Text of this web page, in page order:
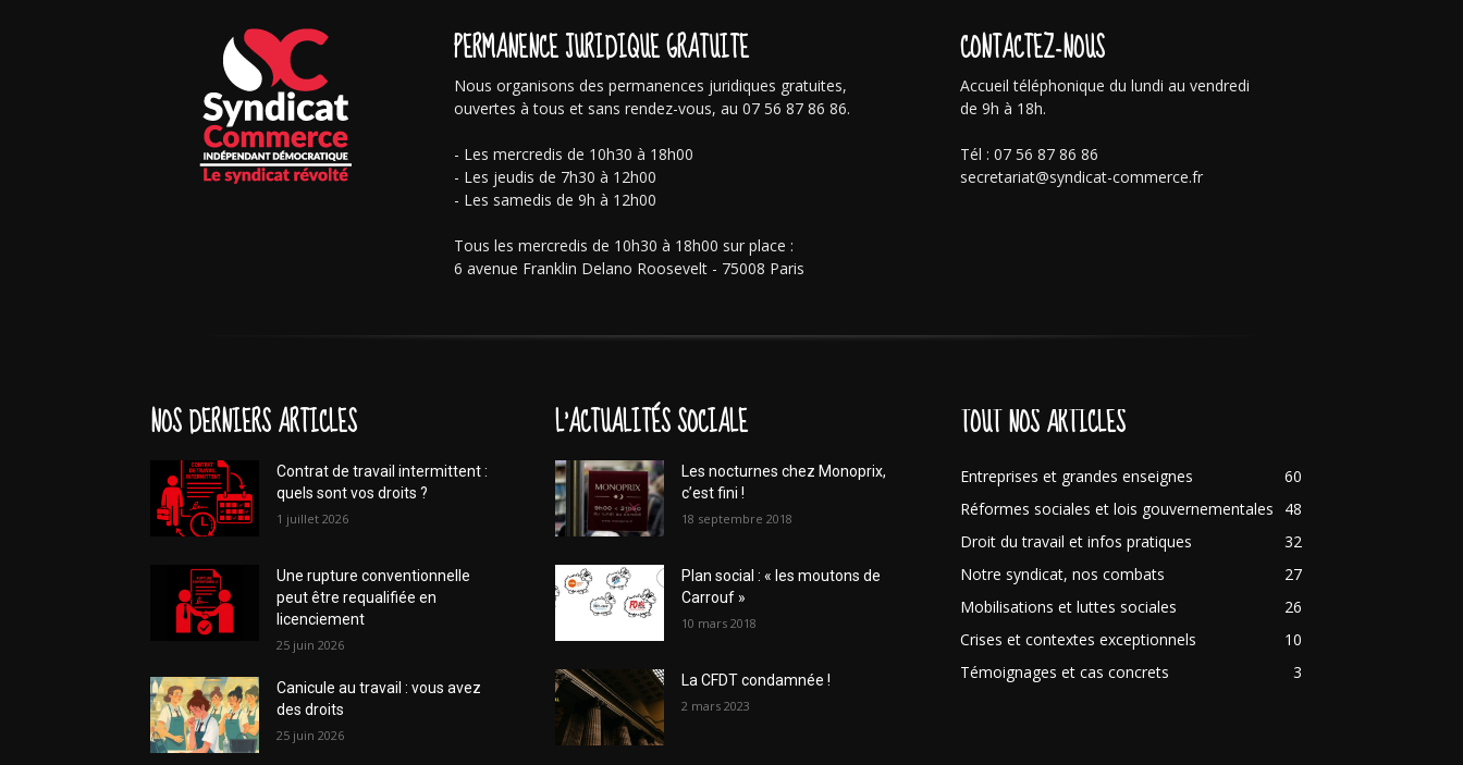
PERMANENCE JURIDIQUE GRATUITE
Nous organisons des permanences juridiques gratuites,
ouvertes à tous et sans rendez-vous, au 07 56 87 86 86.
- Les mercredis de 10h30 à 18h00
- Les jeudis de 7h30 à 12h00
- Les samedis de 9h à 12h00
Tous les mercredis de 10h30 à 18h00 sur place :
6 avenue Franklin Delano Roosevelt - 75008 Paris
CONTACTEZ-NOUS
Accueil téléphonique du lundi au vendredi
de 9h à 18h.
Tél : 07 56 87 86 86
secretariat@syndicat-commerce.fr
NOS DERNIERS ARTICLES
Contrat de travail intermittent :
quels sont vos droits ?
1 juillet 2026
Une rupture conventionnelle
peut être requalifiée en
licenciement
25 juin 2026
Canicule au travail : vous avez
des droits
25 juin 2026
L'ACTUALITÉS SOCIALE
Les nocturnes chez Monoprix,
c’est fini !
18 septembre 2018
Plan social : « les moutons de
Carrouf »
10 mars 2018
La CFDT condamnée !
2 mars 2023
TOUT NOS ARTICLES
Entreprises et grandes enseignes
60
Réformes sociales et lois gouvernementales
48
Droit du travail et infos pratiques
32
Notre syndicat, nos combats
27
Mobilisations et luttes sociales
26
Crises et contextes exceptionnels
10
Témoignages et cas concrets
3